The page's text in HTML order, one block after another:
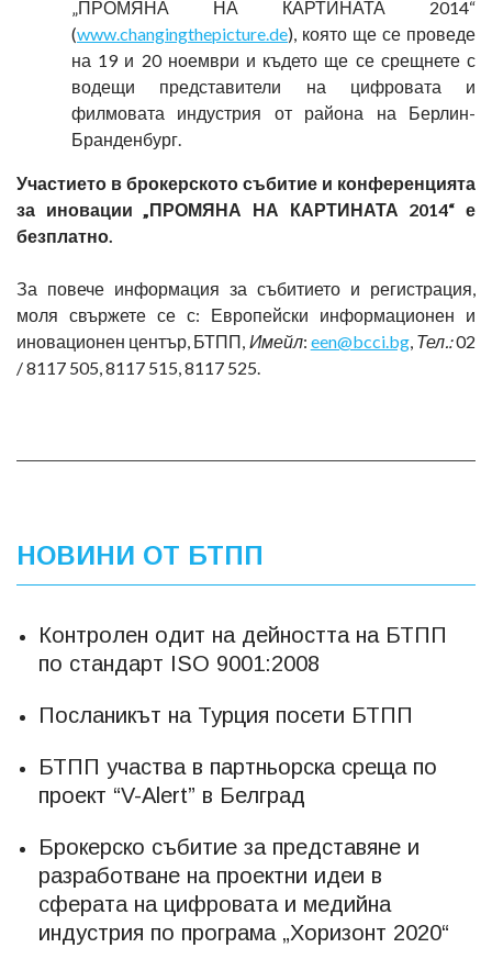
„ПРОМЯНА НА КАРТИНАТА 2014“
(www.changingthepicture.de), която ще се проведе
на 19 и 20 ноември и където ще се срещнете с
водещи представители на цифровата и
филмовата индустрия от района на Берлин-
Бранденбург.
Участието в брокерското събитие и конференцията
за иновации „ПРОМЯНА НА КАРТИНАТА 2014“ е
безплатно.
За повече информация за събитието и регистрация,
моля свържете се с: Европейски информационен и
иновационен център, БТПП, Имейл: een@bcci.bg, Тел.:02
/ 8117 505, 8117 515, 8117 525.
НОВИНИ ОТ БТПП
Контролен одит на дейността на БТПП
по стандарт ISO 9001:2008
Посланикът на Турция посети БТПП
БТПП участва в партньорска среща по
проект “V-Alert” в Белград
Брокерско събитие за представяне и
разработване на проектни идеи в
сферата на цифровата и медийна
индустрия по програма „Хоризонт 2020“